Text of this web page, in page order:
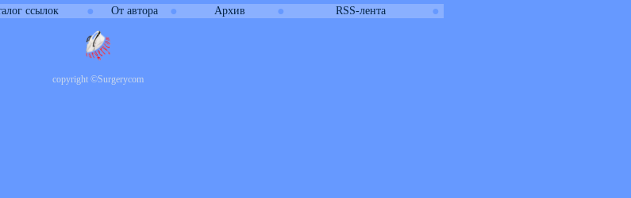
ссылок ● От автора ● Архив ● RSS-лента ●
copyright ©Surgerycom